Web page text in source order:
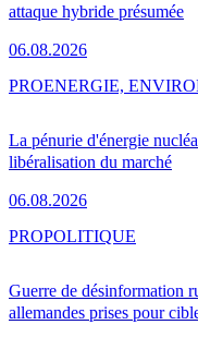
attaque hybride présumée
06.08.2026
La pénurie d'énergie
libéralisation du marché
06.08.2026
PROENERGIE,
Guerre de désinformation
allemandes prises pour
PROPOLITIQUE